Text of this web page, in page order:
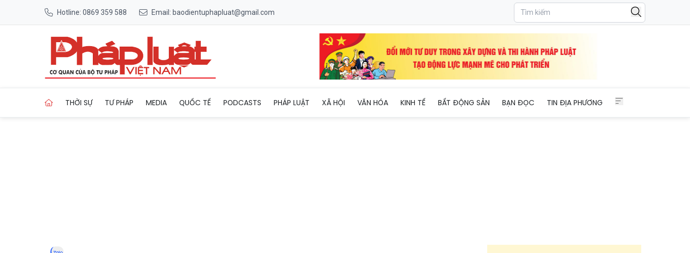
Hotline: 0869 359 588 Email: baodientuphapluat@gmail.com
THỜI SỰ TƯ PHÁP MEDIA QUỐC TẾ PODCASTS PHÁP LUẬT XÃ HỘI VĂN HÓA KINH TẾ BẤT ĐỘNG SẢN BẠN ĐỌC TIN ĐỊA PHƯƠNG